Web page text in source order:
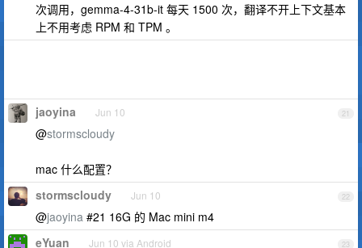
次调用，gemma-4-31b-it 每天 1500 次，翻译不开上下文基本
上不用考虑 RPM 和 TPM 。
21
jaoyina Jun 10
@stormscloudy
mac 什么配置？
22
stormscloudy Jun 10
@jaoyina #21 16G 的 Mac mini m4
23
eYuan Jun 10 via Android